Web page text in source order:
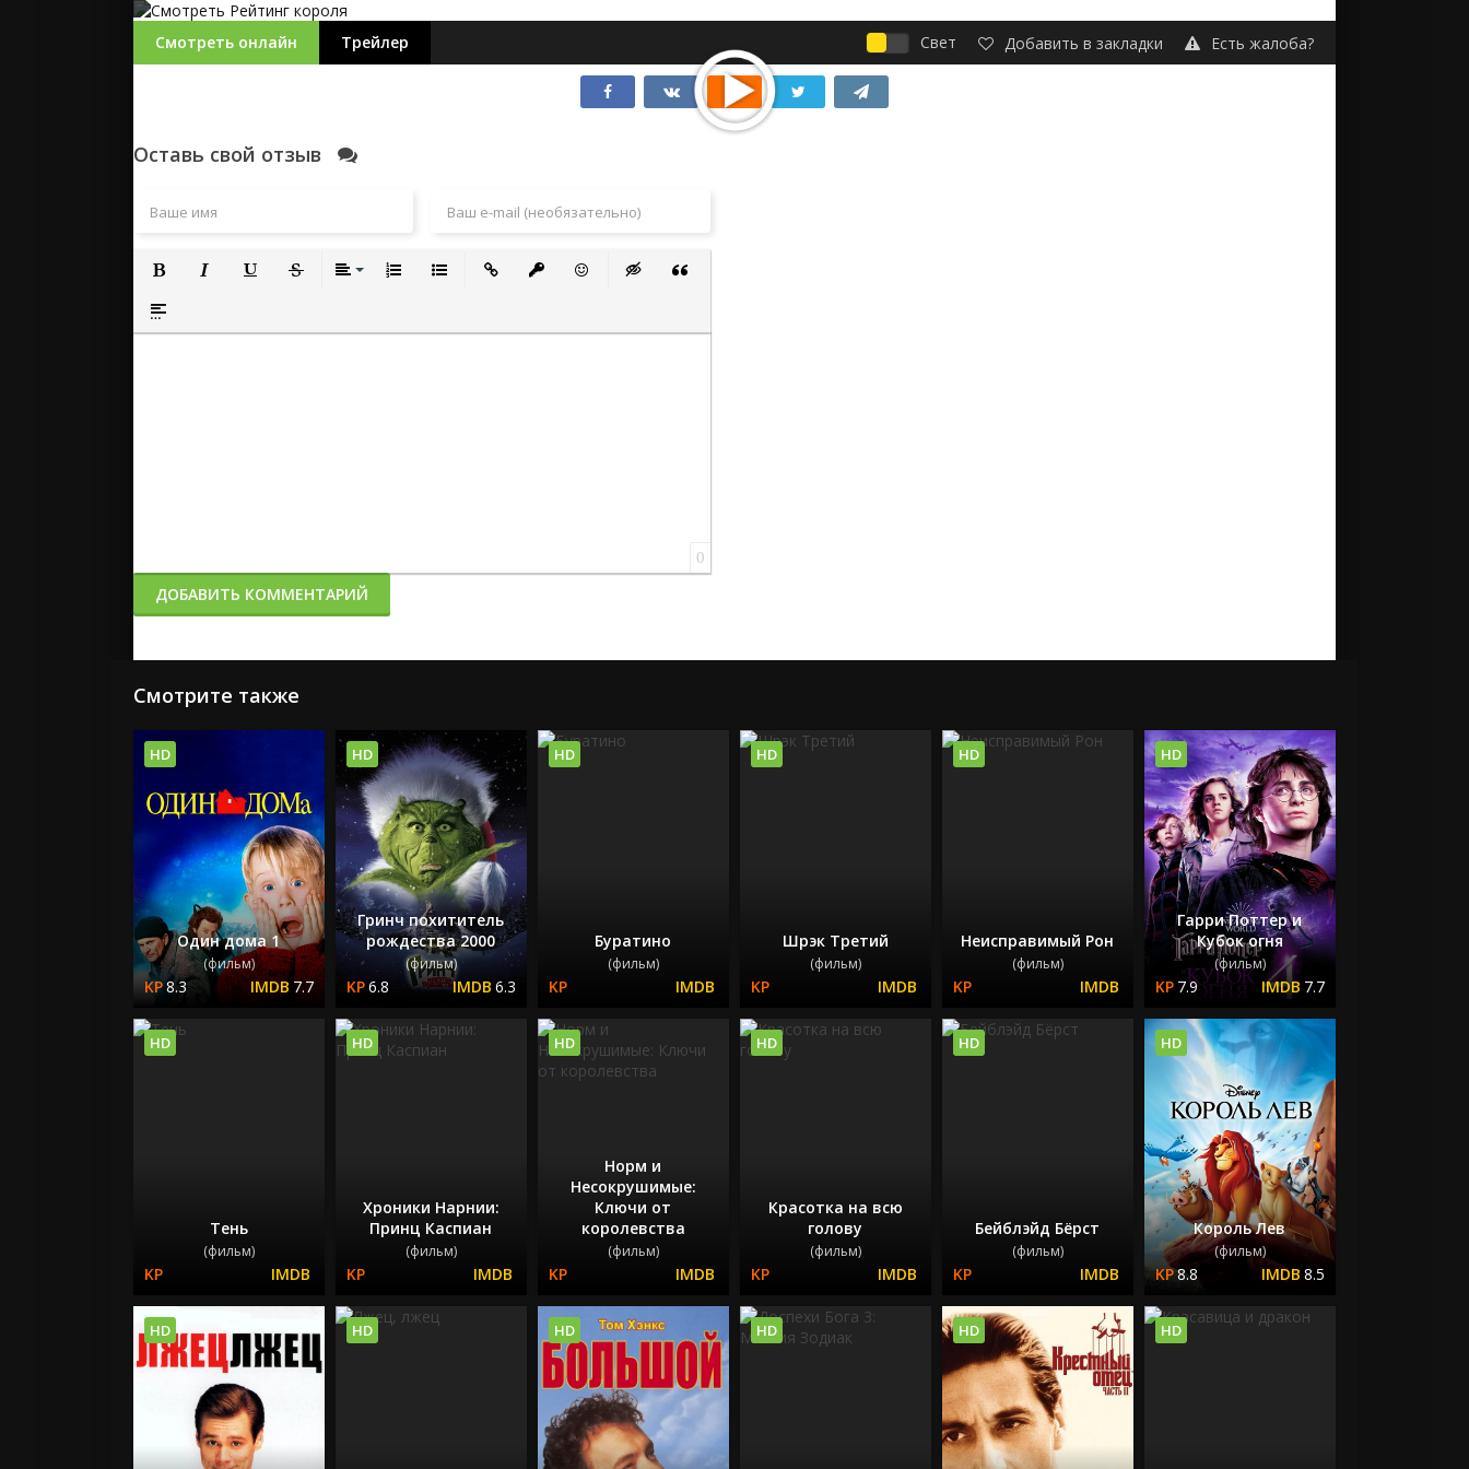
Смотреть онлайн Трейлер Свет Добавить в закладки Есть жалоба?
Оставь свой отзыв
Полужирный
Вставка спойлера
0
ДОБАВИТЬ КОММЕНТАРИЙ
Смотрите также
Один дома 1
(фильм)
8.3 7.7
HD
Гринч похититель
рождества 2000
(фильм)
6.8 6.3
HD
Буратино
(фильм)
HD
Шрэк Третий
(фильм)
HD
Неисправимый Рон
(фильм)
HD
Гарри Поттер и
Кубок огня
(фильм)
7.9 7.7
HD
Тень
(фильм)
HD
Хроники Нарнии:
Принц Каспиан
(фильм)
HD
Норм и
Несокрушимые:
Ключи от
королевства
(фильм)
HD
Красотка на всю
голову
(фильм)
HD
Бейблэйд Бёрст
(фильм)
HD
Король Лев
(фильм)
8.8 8.5
HD
HD HD HD HD HD HD